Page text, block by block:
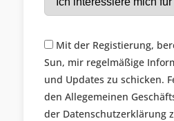
Mit der Registierung,
Sun, mir regelmäßige
und Updates zu schicken.
den Allegemeinen
der Datenschutzerklärung